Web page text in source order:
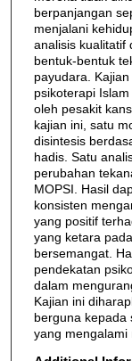
berpanjangan
menjalani
analisis kualitatif
bentuk-bentuk
payudara.
psikoterapi
oleh pesakit
kajian ini, satu
disintesis
hadis. Satu
perubahan
MOPSI. Hasil
konsisten
yang positif
yang ketara
bersemangat.
pendekatan
dalam
Kajian ini
berguna kepada
yang mengalami